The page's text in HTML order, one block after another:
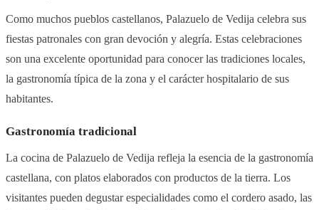
Como muchos pueblos castellanos, Palazuelo de Vedija celebra sus
fiestas patronales con gran devoción y alegría. Estas celebraciones
son una excelente oportunidad para conocer las tradiciones locales,
la gastronomía típica de la zona y el carácter hospitalario de sus
habitantes.
Gastronomía tradicional
La cocina de Palazuelo de Vedija refleja la esencia de la gastronomía
castellana, con platos elaborados con productos de la tierra. Los
visitantes pueden degustar especialidades como el cordero asado, las